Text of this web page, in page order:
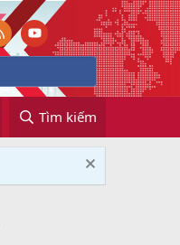
Tìm kiếm